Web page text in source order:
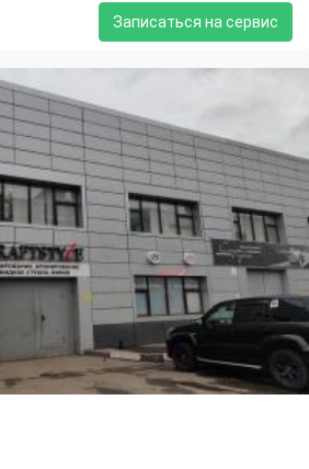
Записаться на сервис